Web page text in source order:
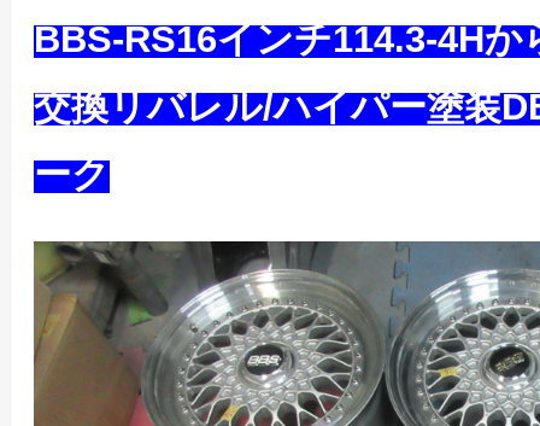
BBS-RS16インチ114.3-4H
交換リバレル/ハイパー塗装
ーク